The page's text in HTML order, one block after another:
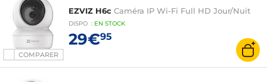
COMPARER
EZVIZ H6c Caméra IP Wi-Fi Full HD Jour/Nuit
DISPO : EN STOCK
29€95